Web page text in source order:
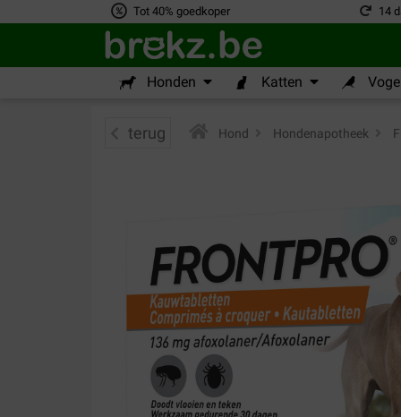
Tot 40% goedkoper 14
Honden Katten
terug Hond Hondenapotheek